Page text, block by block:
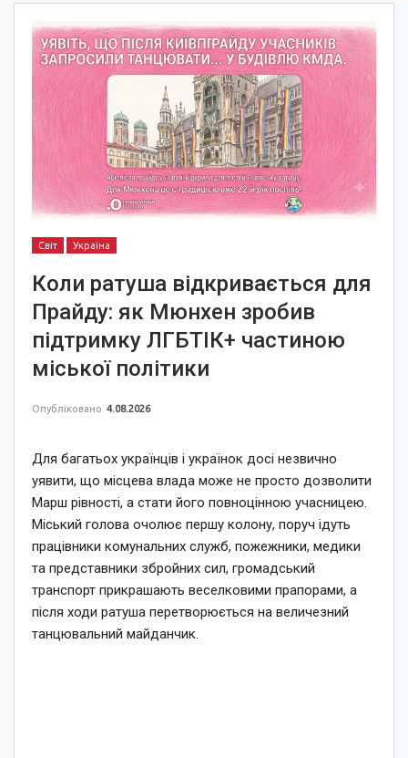
Світ Україна
Коли ратуша відкривається для
Прайду: як Мюнхен зробив
підтримку ЛГБТІК+ частиною
міської політики
Опубліковано 4.08.2026
Для багатьох українців і українок досі незвично
уявити, що місцева влада може не просто дозволити
Марш рівності, а стати його повноцінною учасницею.
Міський голова очолює першу колону, поруч ідуть
працівники комунальних служб, пожежники, медики
та представники збройних сил, громадський
транспорт прикрашають веселковими прапорами, а
після ходи ратуша перетворюється на величезний
танцювальний майданчик.